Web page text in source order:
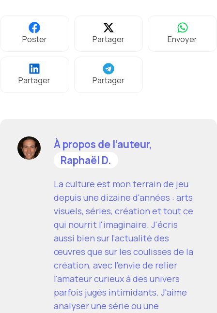
Poster Partager Envoyer
Partager Partager
À propos de l’auteur,
Raphaël D.
La culture est mon terrain de jeu
depuis une dizaine d'années : arts
visuels, séries, création et tout ce
qui nourrit l'imaginaire. J'écris
aussi bien sur l'actualité des
œuvres que sur les coulisses de la
création, avec l'envie de relier
l'amateur curieux à des univers
parfois jugés intimidants. J'aime
analyser une série ou une